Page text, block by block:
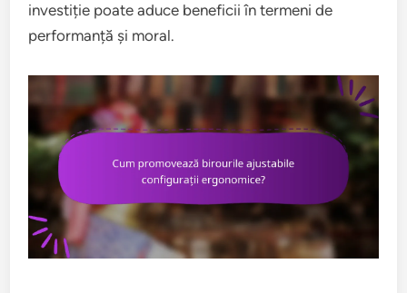
investiție poate aduce beneficii în termeni de
performanță și moral.